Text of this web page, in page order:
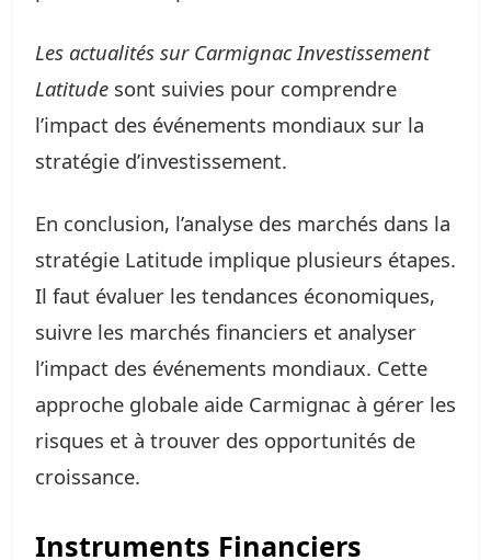
Les actualités sur Carmignac Investissement
Latitude sont suivies pour comprendre
l’impact des événements mondiaux sur la
stratégie d’investissement.
En conclusion, l’analyse des marchés dans la
stratégie Latitude implique plusieurs étapes.
Il faut évaluer les tendances économiques,
suivre les marchés financiers et analyser
l’impact des événements mondiaux. Cette
approche globale aide Carmignac à gérer les
risques et à trouver des opportunités de
croissance.
Instruments Financiers